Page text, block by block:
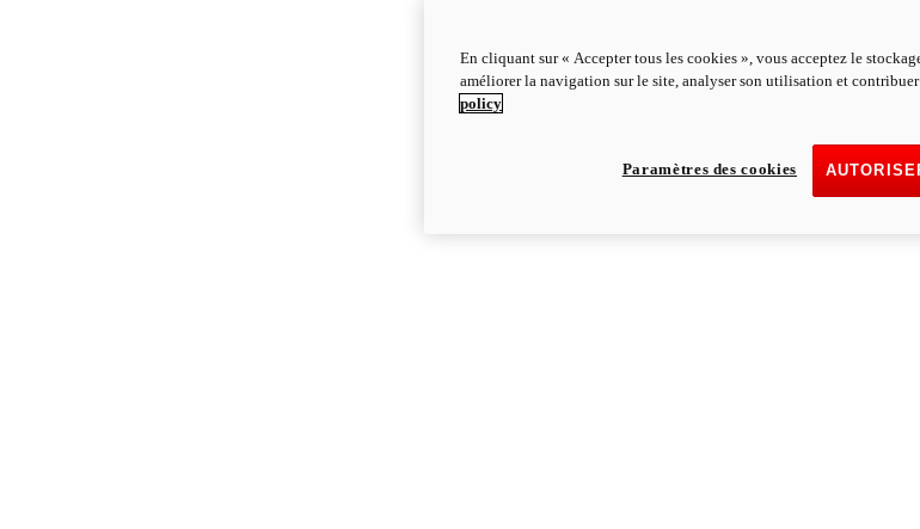
En cliquant sur « Accepter tous les cookies », vous acceptez le
améliorer la navigation sur le site, analyser son utilisation et
policy
Paramètres des cookies